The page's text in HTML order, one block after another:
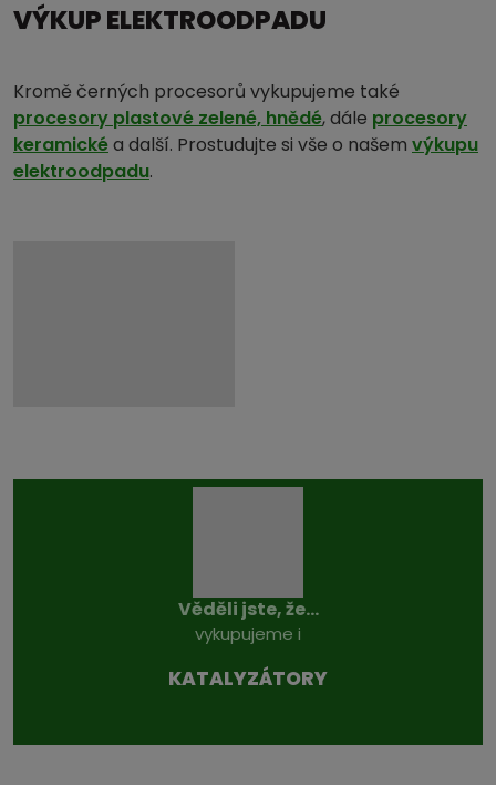
VÝKUP ELEKTROODPADU
Kromě černých procesorů vykupujeme také
procesory plastové zelené, hnědé, dále procesory
keramickéa další. Prostudujte si vše o našem výkupu
elektroodpadu.
Věděli jste, že...
vykupujeme i
KATALYZÁTO­RY